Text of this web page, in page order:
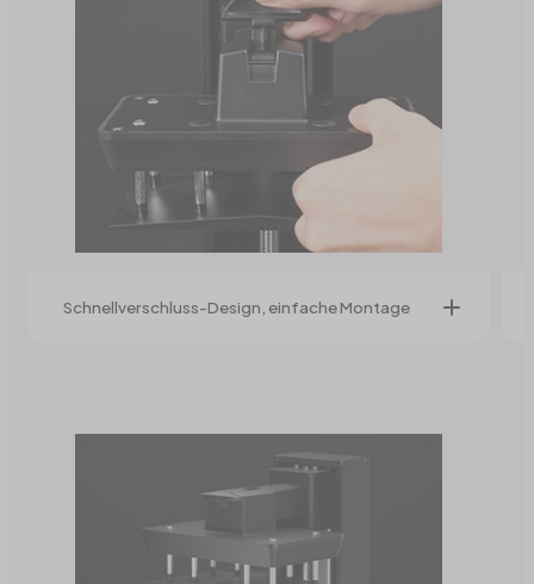
Entnahme und Montage; für besonders
einfache Reinigung und Wartung.
Schnellverschluss-Design, einfache Montage